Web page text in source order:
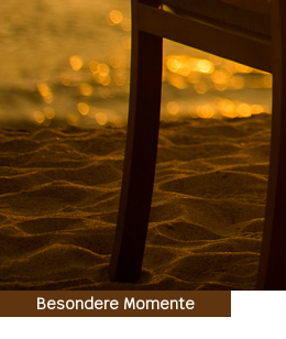
Besondere Momente